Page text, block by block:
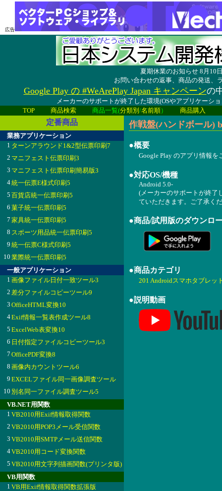
広告
夏期休業のお知らせ 8月10
お問い合わせの返事、商品の発送、
Google Play の #WeArePlay Japan キャンペーンの
メーカーのサポートが終了した環境(OSやアプリケーシ
TOP
商品検索 商品一覧(分類別 /名前順） 商品購入
定番商品
業務アプリケーション
1 ターンアラウンド1&2型伝票印刷7
2 マニフェスト伝票印刷3
3 マニフェスト伝票印刷簡易版3
4統一伝票E様式印刷5
5 百貨店統一伝票印刷5
6 菓子統一伝票印刷5
7 家具統一伝票印刷5
8 スポーツ用品統一伝票印刷5
9 統一伝票C様式印刷5
10 業際統一伝票印刷5
一般アプリケーション
1 画像ファイル日付一致ツール3
2 差分ファイルコピーツール9
3 OfficeHTML変換10
4Exif情報一覧表作成ツール8
5 ExcelWeb表変換10
6 日付指定ファイルコピーツール3
7 OfficePDF変換8
8 画像内カウントツール6
9 EXCELファイル同一画像調査ツール
10 別名同一ファイル調査ツール5
VB.NET用関数
1 VB2010用Exif情報取得関数
2 VB2010用POP3メール受信関数
3 VB2010用SMTPメール送信関数
4VB2010用コード変換関数
5 VB2010用文字列描画関数(プリンタ版)
VB用関数
1 VB用Exif情報取得関数拡張版
作戦盤(ハンドボール)
●概要
Google Play のアプリ情報を
●対応OS/機種
Android 5.0-
(メーカーのサポートが終了
ていただきます。ご了承く
●商品/試用版のダウンロ
●商品カテゴリ
201 Androidスマホタブレッ
●説明動画